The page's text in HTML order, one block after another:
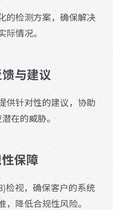
的检测方案，确保解决
际情况。
与建议
供针对性的建议，协助
在的威胁。
保障
检视，确保客户的系统
，降低合规性风险。